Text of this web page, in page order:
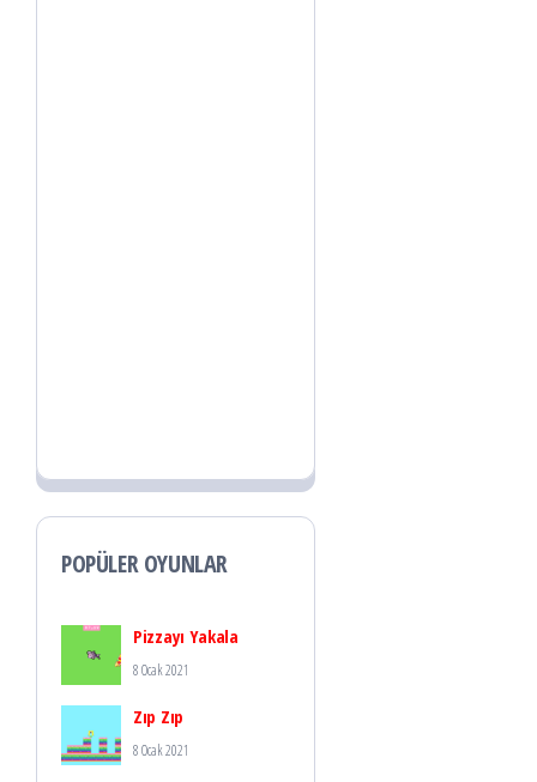
POPÜLER OYUNLAR
Pizzayı Yakala
8 Ocak 2021
Zıp Zıp
8 Ocak 2021